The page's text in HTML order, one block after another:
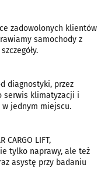
zadowolonych klientów
samochody z
diagnostyki, przez
serwis klimatyzacji i
w jednym miejscu.
LIFT,
tylko naprawy, ale też
asystę przy badaniu